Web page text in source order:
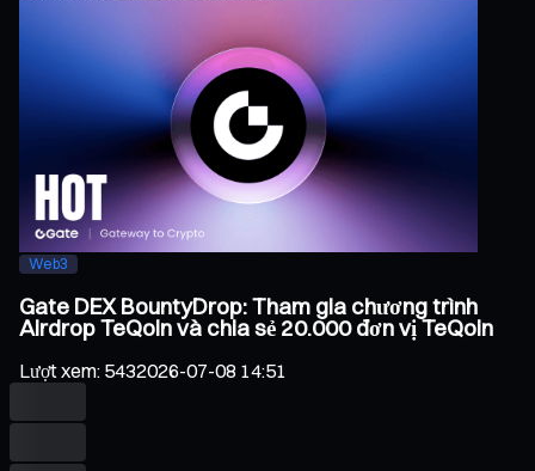
Web3
Gate DEX BountyDrop: Tham gia chương trình
Airdrop TeQoin và chia sẻ 20.000 đơn vị TeQoin
Lượt xem: 5432026-07-08 14:51